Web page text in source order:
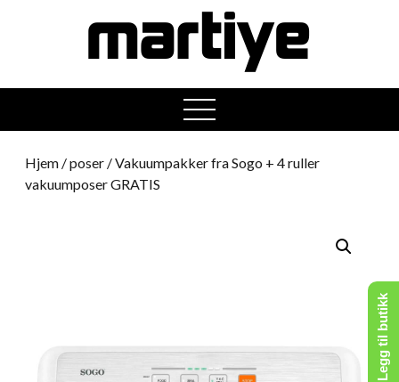
open
menu
Hjem /poser / Vakuumpakker fra Sogo + 4 ruller
vakuumposer GRATIS
Legg til butikk